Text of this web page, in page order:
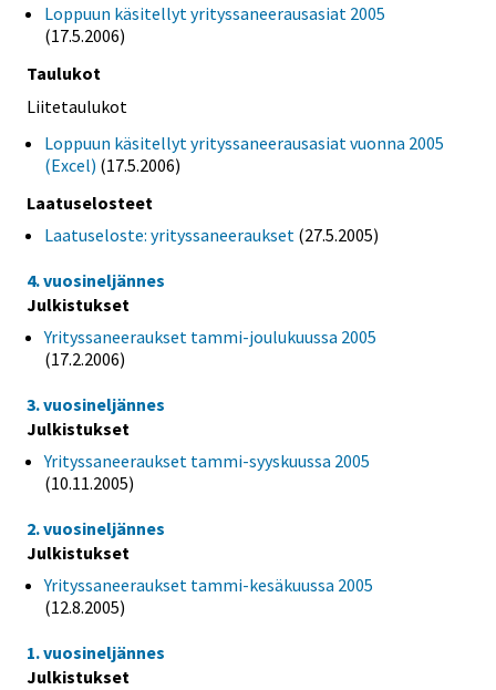
Loppuun käsitellyt yrityssaneerausasiat 2005
(17.5.2006)
Taulukot
Liitetaulukot
Loppuun käsitellyt yrityssaneerausasiat vuonna 2005
(Excel) (17.5.2006)
Laatuselosteet
Laatuseloste: yrityssaneeraukset (27.5.2005)
4. vuosineljännes
Julkistukset
Yrityssaneeraukset tammi-joulukuussa 2005
(17.2.2006)
3. vuosineljännes
Julkistukset
Yrityssaneeraukset tammi-syyskuussa 2005
(10.11.2005)
2. vuosineljännes
Julkistukset
Yrityssaneeraukset tammi-kesäkuussa 2005
(12.8.2005)
1. vuosineljännes
Julkistukset